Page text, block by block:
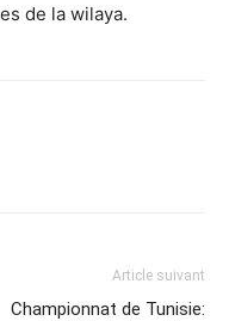
de la wilaya.
Article suivant
Championnat de Tunisie: